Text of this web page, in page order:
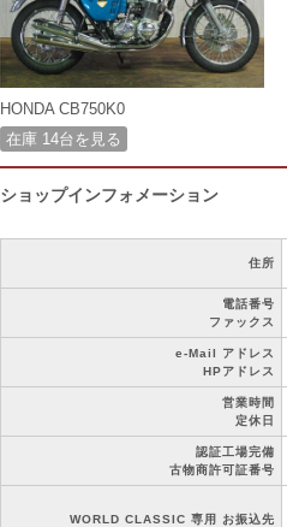
HONDA CB750K0
在庫 14台を見る
ショップインフォメーション
住所
電話番号
ファックス
e-Mail アドレス
HPアドレス
営業時間
定休日
認証工場完備
古物商許可証番号
WORLD CLASSIC 専用 お振込先